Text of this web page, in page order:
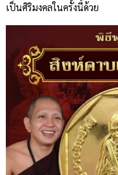
เป็นศิริมงคลในครั้งนี้ด้วย